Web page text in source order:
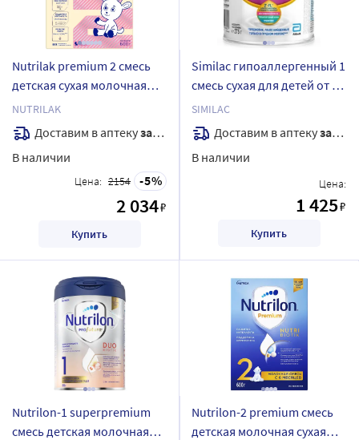
Nutrilak premium 2 смесь
детская сухая молочная
адаптированная на основе
козьего молока 600 гр
NUTRILAK
Доставим в аптекузавтра
В наличии
Цена: 2154 5
2 034₽
Купить
Similac гипоаллергенный 1
смесь сухая для детей от 0
до 6 мес 375 гр
SIMILAC
Доставим в аптекузавтра
В наличии
Цена:
1 425₽
Купить
Nutrilon-1 superpremium
смесь детская молочная
Nutrilon-2 premium смесь
детская молочная сухая